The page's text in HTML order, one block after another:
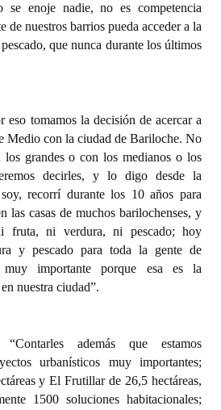
enoje nadie, no es competencia
de nuestros barrios pueda acceder a la
que nunca durante los últimos
eso tomamos la decisión de acercar a
Medio con la ciudad de Bariloche. No
los grandes o con los medianos o los
decirles, y lo digo desde la
recorrí durante los 10 años para
las casas de muchos barilochenses, y
fruta, ni verdura, ni pescado; hoy
y pescado para toda la gente de
importante porque esa es la
nuestra ciudad”.
además que estamos
urbanísticos muy importantes;
y El Frutillar de 26,5 hectáreas,
1500 soluciones habitacionales;